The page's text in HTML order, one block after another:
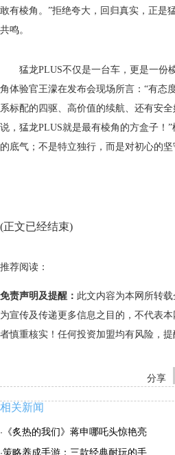
敢有棱角。”拒绝夸大，回归真实，正是
共鸣。
猛龙PLUS不仅是一台车，更是一份
角体验官王濛在发布会现场所言：“有态
系标配的四驱、高价值的续航、还有安
说，猛龙PLUS就是最有棱角的方盒子！
的底气；不是特立独行，而是对初心的坚
(正文已经结束)
推荐阅读：
免责声明及提醒： 此文内容为本网所转
为宣传及传递更多信息之目的，不代表
者慎重核实！任何投资加盟均有风险，提
分享
相关新闻
· 《炙热的我们》蒋申哪吒头惊艳亮
·策略养成手游：三款经典耐玩的手